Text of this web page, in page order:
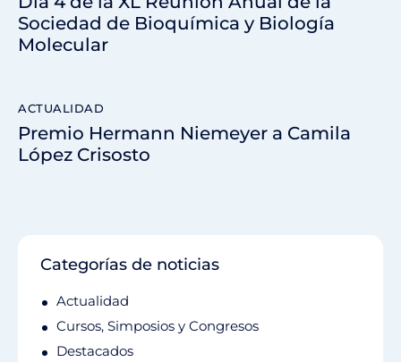
Sociedad de Bioquímica y Biología
Molecular
ACTUALIDAD
Premio Hermann Niemeyer a Camila
López Crisosto
Categorías de noticias
Actualidad
Cursos, Simposios y Congresos
Destacados